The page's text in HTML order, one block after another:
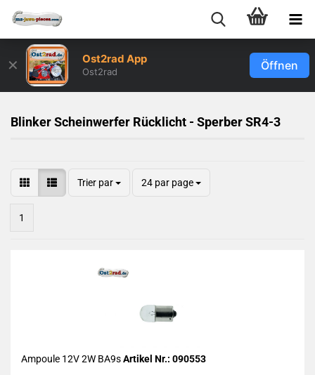
✕ Ost2rad App
Ost2rad Öffnen
Blinker Scheinwerfer Rücklicht - Sperber SR4-3
Trier par 24 par page
1
Ampoule 12V 2W BA9sArtikel Nr.: 090553